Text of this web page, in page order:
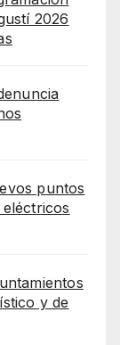
2026
puntos
y de